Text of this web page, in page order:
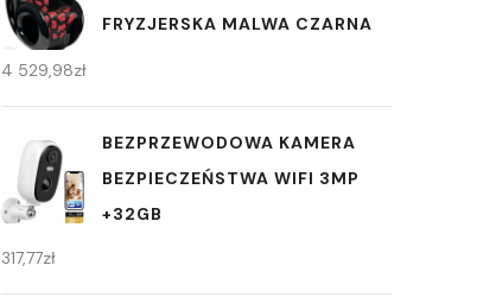
FRYZJERSKA MALWA CZARNA
4 529,98zł
BEZPRZEWODOWA KAMERA
BEZPIECZEŃSTWA WIFI 3MP
+32GB
317,77zł